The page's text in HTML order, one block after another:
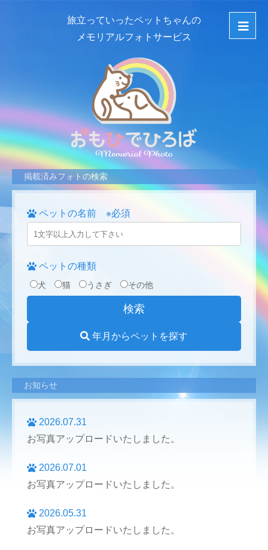
旅立っていったペットちゃんの
メモリアルフォトサービス
掲載済みフォトの検索
ペットの名前 ※必須
ペットの種類
犬 猫 うさぎ その他
年月からペットを探す
お知らせ
2026.07.31
お写真アップロードいたしました。
2026.07.01
お写真アップロードいたしました。
2026.05.31
お写真アップロードいたしました。